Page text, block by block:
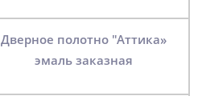
Дверное полотно "Аттика»
эмаль заказная